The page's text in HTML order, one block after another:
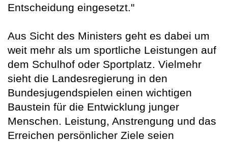
Entscheidung eingesetzt."
Aus Sicht des Ministers geht es dabei um
weit mehr als um sportliche Leistungen auf
dem Schulhof oder Sportplatz. Vielmehr
sieht die Landesregierung in den
Bundesjugendspielen einen wichtigen
Baustein für die Entwicklung junger
Menschen. Leistung, Anstrengung und das
Erreichen persönlicher Ziele seien